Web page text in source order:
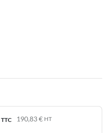
TTC 190,83 € HT